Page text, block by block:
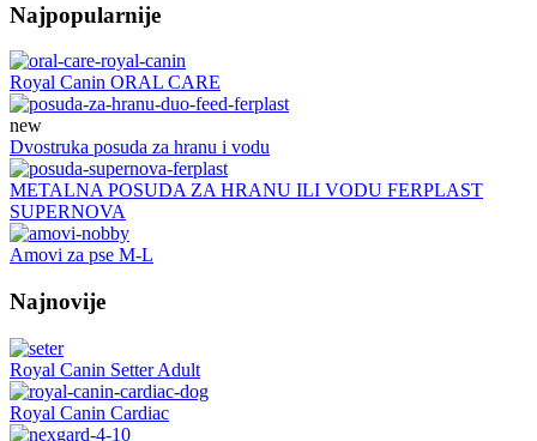
Najpopularnije
Royal Canin ORAL CARE
new
Dvostruka posuda za hranu i vodu
METALNA POSUDA ZA HRANU ILI VODU FERPLAST
SUPERNOVA
Amovi za pse M-L
Najnovije
Royal Canin Setter Adult
Royal Canin Cardiac